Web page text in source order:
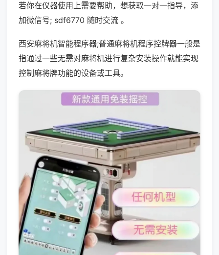
若你在仪器使用上需要帮助，想获取一对一指导，添
加微信号; sdf6770 随时交流 。
西安麻将机智能程序器;普通麻将机程序控牌器一般是
指通过一些无需对麻将机进行复杂安装操作就能实现
控制麻将牌功能的设备或工具。